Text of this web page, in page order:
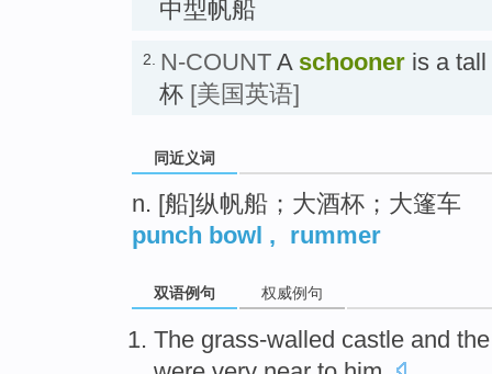
中型帆船
2. N-COUNT A schooner is a
杯 [美国英语]
同近义词
n. [船]纵帆船；大酒杯；大篷车
punch bowl , rummer
双语例句 权威例句
The grass-walled castle and the